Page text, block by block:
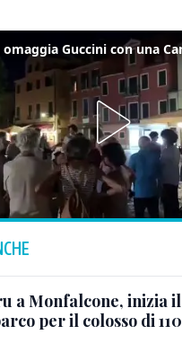
a Monfalcone, inizia il
per il colosso di 110